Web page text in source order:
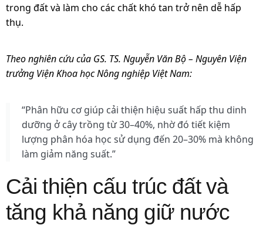
trong đất và làm cho các chất khó tan trở nên dễ hấp
thụ.
Theo nghiên cứu của GS. TS. Nguyễn Văn Bộ – Nguyên Viện
trưởng Viện Khoa học Nông nghiệp Việt Nam:
“Phân hữu cơ giúp cải thiện hiệu suất hấp thu dinh
dưỡng ở cây trồng từ 30–40%, nhờ đó tiết kiệm
lượng phân hóa học sử dụng đến 20–30% mà không
làm giảm năng suất.”
Cải thiện cấu trúc đất và
tăng khả năng giữ nước